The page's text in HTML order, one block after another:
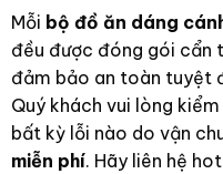
Mỗi bộ đồ ăn dáng
đều được đóng gói cẩn
đảm bảo an toàn tuyệt
Quý khách vui lòng
bất kỳ lỗi nào do vận
miễn phí. Hãy liên hệ